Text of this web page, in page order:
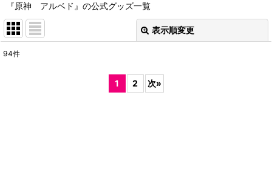
『原神 アルベド』の公式グッズ一覧
表示順変更
94件
1 2 次»